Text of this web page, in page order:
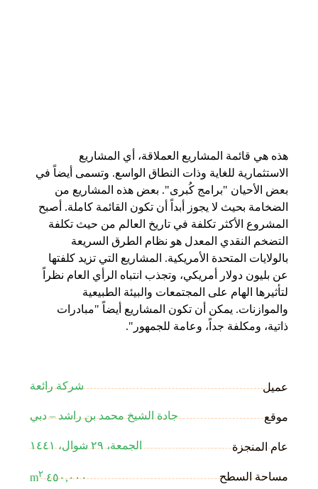
هذه هي قائمة المشاريع العملاقة، أي المشاريع
الاستثمارية للغاية وذات النطاق الواسع. وتسمى أيضاً في
بعض الأحيان "برامج كُبرى". بعض هذه المشاريع من
الضخامة بحيث لا يجوز أبداً أن تكون القائمة كاملة. أصبح
المشروع الأكثر تكلفة في تاريخ العالم من حيث تكلفة
التضخم النقدي المعدل هو نظام الطرق السريعة
بالولايات المتحدة الأمريكية. المشاريع التي تزيد كلفتها
عن بليون دولار أمريكي، وتجذب انتباه الرأي العام نظراً
لتأثيرها الهام على المجتمعات والبيئة الطبيعية
والموازنات. يمكن أن تكون المشاريع أيضاً "مبادرات
ذاتية، ومكلفة جداً، وعامة للجمهور".
عميل شركة رائعة
موقع جادة الشيخ محمد بن راشد – دبي
عام المنجزة الجمعة، ٢٩ شوال، ١٤٤١
مساحة السطح ٤٥٠,٠٠٠ m ٢